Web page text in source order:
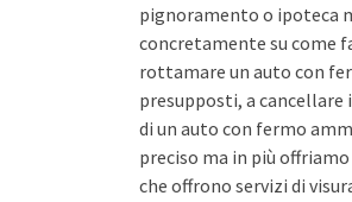
pignoramento o ipoteca
concretamente su come
rottamare un auto con
presupposti, a
di un auto con fermo
preciso ma in più
che offrono servizi di